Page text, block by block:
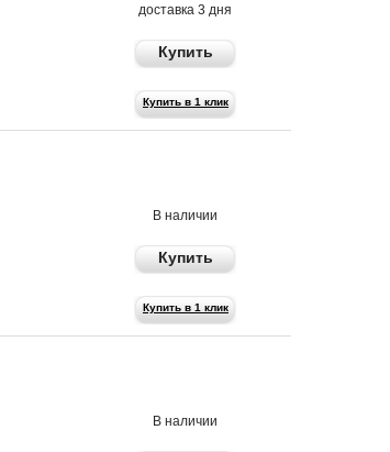
доставка 3 дня
Купить
Купить в 1 клик
В наличии
Купить
Купить в 1 клик
В наличии